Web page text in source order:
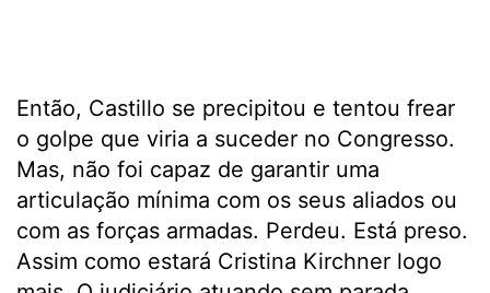
Então, Castillo se precipitou e tentou frear
o golpe que viria a suceder no Congresso.
Mas, não foi capaz de garantir uma
articulação mínima com os seus aliados ou
com as forças armadas. Perdeu. Está preso.
Assim como estará Cristina Kirchner logo